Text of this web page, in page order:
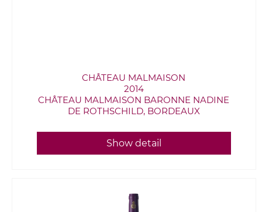
CHÂTEAU MALMAISON
2014
CHÂTEAU MALMAISON BARONNE NADINE
DE ROTHSCHILD, BORDEAUX
Show detail